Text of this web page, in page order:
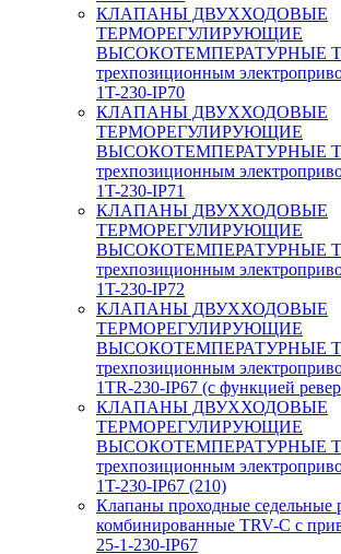
КЛАПАНЫ ДВУХХОДОВЫЕ
ТЕРМОРЕГУЛИРУЮЩИЕ
ВЫСОКОТЕМПЕРАТУРНЫЕ
трехпозиционным
1T-230-IP70
КЛАПАНЫ ДВУХХОДОВЫЕ
ТЕРМОРЕГУЛИРУЮЩИЕ
ВЫСОКОТЕМПЕРАТУРНЫЕ
трехпозиционным
1T-230-IP71
КЛАПАНЫ ДВУХХОДОВЫЕ
ТЕРМОРЕГУЛИРУЮЩИЕ
ВЫСОКОТЕМПЕРАТУРНЫЕ
трехпозиционным
1T-230-IP72
КЛАПАНЫ ДВУХХОДОВЫЕ
ТЕРМОРЕГУЛИРУЮЩИЕ
ВЫСОКОТЕМПЕРАТУРНЫЕ
трехпозиционным
1TR-230-IP67 (с функцией
КЛАПАНЫ ДВУХХОДОВЫЕ
ТЕРМОРЕГУЛИРУЮЩИЕ
ВЫСОКОТЕМПЕРАТУРНЫЕ
трехпозиционным
1T-230-IP67 (210)
Клапаны проходные седельные
комбинированные TRV-С с
25-1-230-IP67